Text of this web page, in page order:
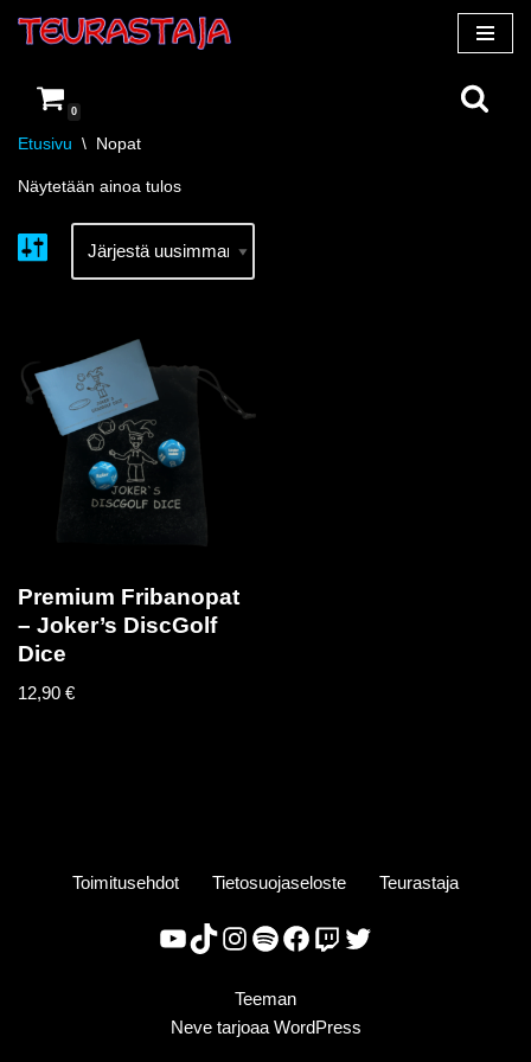
suoraan
sisältöön
0
Etusivu \ Nopat
Näytetään ainoa tulos
Premium Fribanopat
– Joker’s DiscGolf
Dice
12,90 €
Toimitusehdot Tietosuojaseloste Teurastaja
Teeman
NevetarjoaaWordPress